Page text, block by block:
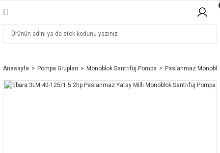
Anasayfa Pompa Grupları Monoblok Santrifüj Pompa Paslanmaz